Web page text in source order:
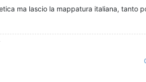
ma lascio la mappatura italiana, tanto